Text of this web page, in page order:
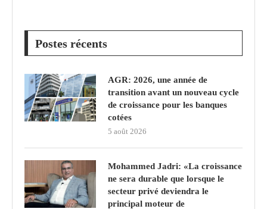
Postes récents
AGR: 2026, une année de
transition avant un nouveau cycle
de croissance pour les banques
cotées
5 août 2026
Mohammed Jadri: «La croissance
ne sera durable que lorsque le
secteur privé deviendra le
principal moteur de